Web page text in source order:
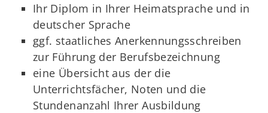
Ihr Diplom in Ihrer Heimatsprache und in
deutscher Sprache
ggf. staatliches Anerkennungsschreiben
zur Führung der Berufsbezeichnung
eine Übersicht aus der die
Unterrichtsfächer, Noten und die
Stundenanzahl Ihrer Ausbildung